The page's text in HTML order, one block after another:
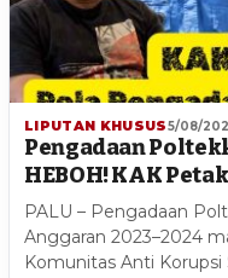
LIPUTAN KHUSUS5/08/
Pengadaan
HEBOH! KAK
PALU – Pengadaan
Anggaran 2023–2024
Komunitas Anti Korupsi